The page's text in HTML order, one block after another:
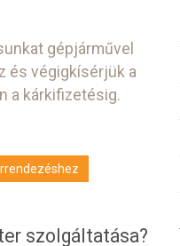
gépjárművel
és végigkísérjük a
a kárkifizetésig.
szolgáltatása?